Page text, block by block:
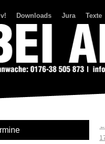
Downloads Jura Texte
←